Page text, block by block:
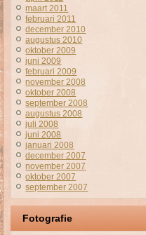
maart 2011
februari 2011
december 2010
augustus 2010
oktober 2009
juni 2009
februari 2009
november 2008
oktober 2008
september 2008
augustus 2008
juli 2008
juni 2008
januari 2008
december 2007
november 2007
oktober 2007
september 2007
Fotografie